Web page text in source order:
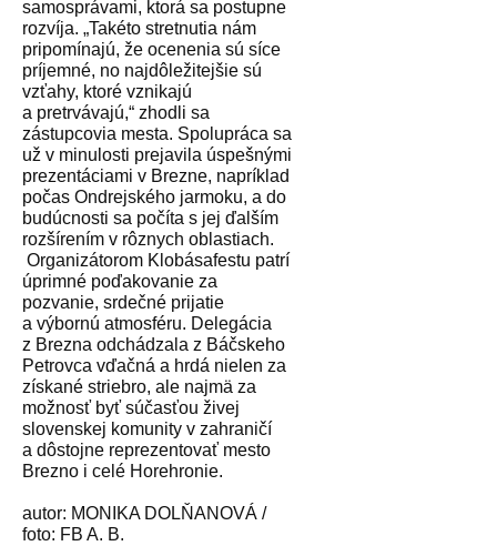
samosprávami, ktorá sa postupne
rozvíja. „Takéto stretnutia nám
pripomínajú, že ocenenia sú síce
príjemné, no najdôležitejšie sú
vzťahy, ktoré vznikajú
a pretrvávajú,“ zhodli sa
zástupcovia mesta. Spolupráca sa
už v minulosti prejavila úspešnými
prezentáciami v Brezne, napríklad
počas Ondrejského jarmoku, a do
budúcnosti sa počíta s jej ďalším
rozšírením v rôznych oblastiach.
Organizátorom Klobásafestu patrí
úprimné poďakovanie za
pozvanie, srdečné prijatie
a výbornú atmosféru. Delegácia
z Brezna odchádzala z Báčskeho
Petrovca vďačná a hrdá nielen za
získané striebro, ale najmä za
možnosť byť súčasťou živej
slovenskej komunity v zahraničí
a dôstojne reprezentovať mesto
Brezno i celé Horehronie.
autor: MONIKA DOLŇANOVÁ /
foto: FB A. B.